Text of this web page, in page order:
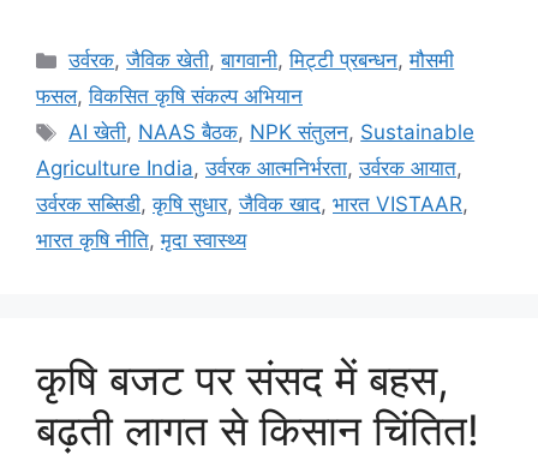
उर्वरक,जैविक खेती,बागवानी,मि‌ट्टी प्रबन्धन,मौसमी
फसल,विकसित कृषि संकल्प अभियान
AI खेती, NAAS बैठक, NPK संतुलन, Sustainable
Agriculture India,उर्वरक आत्मनिर्भरता,उर्वरक आयात,
उर्वरक सब्सिडी,कृषि सुधार,जैविक खाद, भारत VISTAAR,
भारत कृषि नीति,मृदा स्वास्थ्य
कृषि बजट पर संसद में बहस,
बढ़ती लागत से किसान चिंतित!